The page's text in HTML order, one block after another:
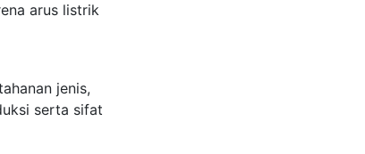
arus listrik
jenis,
serta sifat